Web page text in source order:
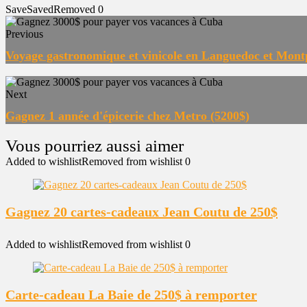
SaveSavedRemoved 0
Previous
Voyage gastronomique et vinicole en Languedoc et
Next
Gagnez 1 année d'épicerie chez Metro (5200$)
Added to wishlistRemoved from wishlist 0
Gagnez 20 cartes-cadeaux Jean Coutu de 250$
Added to wishlistRemoved from wishlist 0
Carte-cadeau La Baie de 250$ à remporter